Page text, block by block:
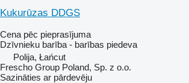
Kukurūzas DDGS
Cena pēc pieprasījuma
Dzīvnieku barība - barības piedeva
Polija, Łańcut
Frescho Group Poland, Sp. z o.o.
Sazināties ar pārdevēju